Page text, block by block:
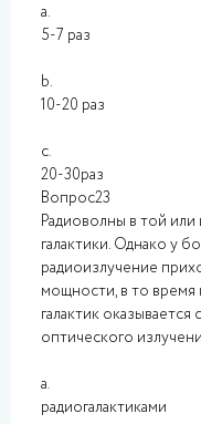
a.
5-7 раз
b.
10-20 раз
c.
20-30раз
Вопрос23
Радиоволны в той
галактики. Однако у
радиоизлучение
мощности, в то
галактик
оптического
a.
радиогалактиками